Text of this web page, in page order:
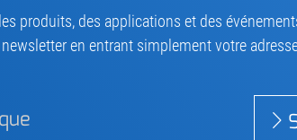
produits, des applications et des
en entrant simplement votre